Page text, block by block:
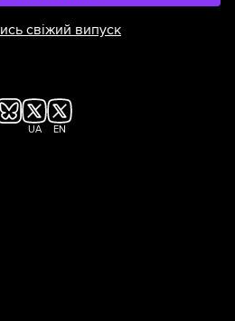
свіжий випуск
UA EN